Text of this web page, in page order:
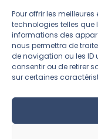
Pour offrir les
technologies telles que
informations des
nous permettra de
de navigation ou les ID
consentir ou de retirer
sur certaines